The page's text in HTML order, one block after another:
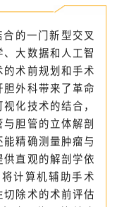
的一门新型交叉
大数据和人工智
术前规划和手术
外科带来了革命
化技术的结合，
胆管的立体解剖
精确测量肿瘤与
直观的解剖学依